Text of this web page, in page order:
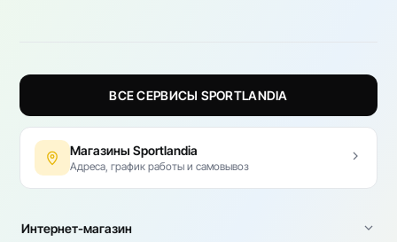
ВСЕ СЕРВИСЫ SPORTLANDIA
Магазины Sportlandia
Адреса, график работы и самовывоз
Интернет-магазин